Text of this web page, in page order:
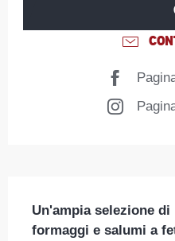
Un'ampia selezione
formaggi e salumi a